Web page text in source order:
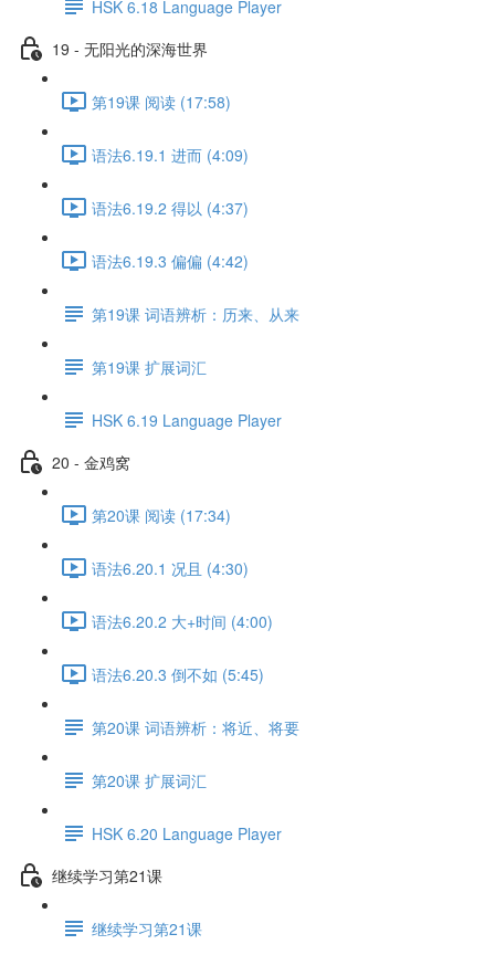
HSK 6.18 Language Player
19 - 无阳光的深海世界
第19课 阅读 (17:58)
语法6.19.1 进而 (4:09)
语法6.19.2 得以 (4:37)
语法6.19.3 偏偏 (4:42)
第19课 词语辨析：历来、从来
第19课 扩展词汇
HSK 6.19 Language Player
20 - 金鸡窝
第20课 阅读 (17:34)
语法6.20.1 况且 (4:30)
语法6.20.2 大+时间 (4:00)
语法6.20.3 倒不如 (5:45)
第20课 词语辨析：将近、将要
第20课 扩展词汇
HSK 6.20 Language Player
继续学习第21课
继续学习第21课